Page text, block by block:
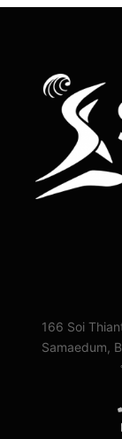
166 Soi
Samaedum,